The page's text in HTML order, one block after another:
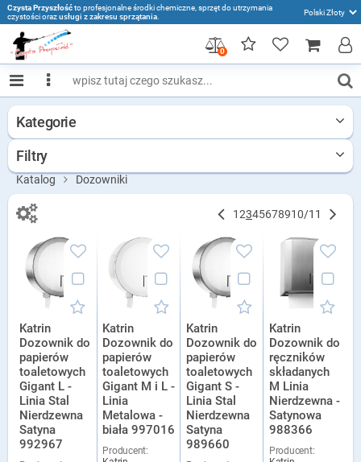
Czysta Przyszłośćto profesjonalne środki chemiczne, sprzęt do utrzymania
czystości orazusługi z zakresu sprzątania
0
Kategorie
Filtry
Katalog Dozowniki
12345678910/11
Katrin
Dozownik do
papierów
toaletowych
Gigant L -
Linia Stal
Nierdzewna
Satyna
992967
Katrin
Dozownik do
papierów
toaletowych
Gigant M i L -
Linia
Metalowa -
biała 997016
Producent:
Katrin
Dozownik do
papierów
toaletowych
Gigant S -
Linia Stal
Nierdzewna
Satyna
989660
Katrin
Dozownik do
ręczników
składanych
M Linia
Nierdzewna -
Satynowa
988366
Producent: